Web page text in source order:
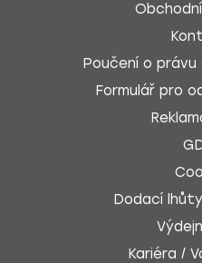
Poučení o právu
Formulář pro
Dodací
Kariéra /